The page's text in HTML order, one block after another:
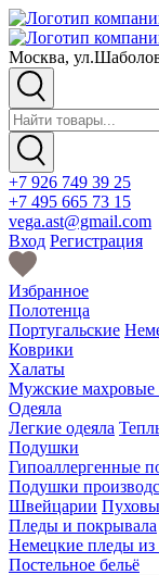
Москва,
+7 926 749 39 25
+7 495 665 73 15
vega.ast@gmail.com
Вход Регистрация
Избранное
Полотенца
Португальские
Коврики
Халаты
Мужские махровые
Одеяла
Легкие одеяла
Подушки
Гипоаллергенные
Подушки
Швейцарии
Пледы и покрывала
Немецкие пледы из
Постельное бельё